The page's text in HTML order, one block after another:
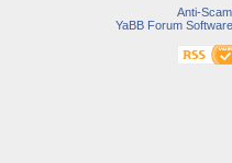
Anti-Scam
YaBB Forum Software